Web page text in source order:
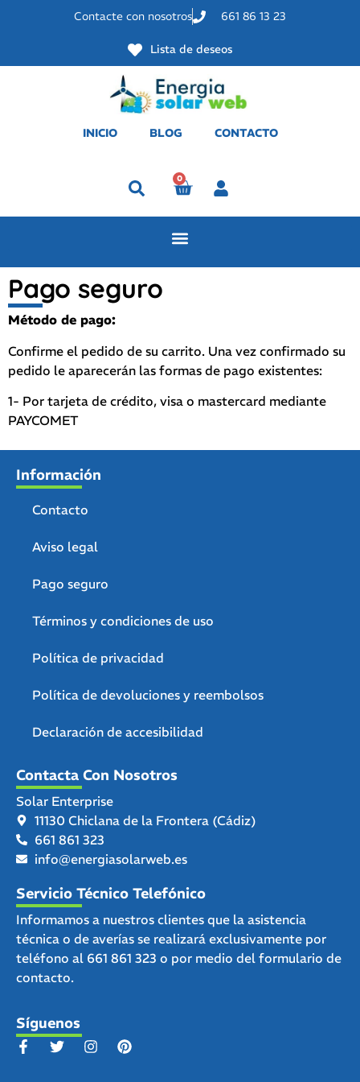
Contacte con nosotros 661 86 13 23
Lista de deseos
INICIO BLOG CONTACTO
0
Pago seguro
Método de pago:
Confirme el pedido de su carrito. Una vez confirmado su
pedido le aparecerán las formas de pago existentes:
1- Por tarjeta de crédito, visa o mastercard mediante
PAYCOMET
Información
Contacto
Aviso legal
Pago seguro
Términos y condiciones de uso
Política de privacidad
Política de devoluciones y reembolsos
Declaración de accesibilidad
Contacta Con Nosotros
Solar Enterprise
11130 Chiclana de la Frontera (Cádiz)
661 861 323
info@energiasolarweb.es
Servicio Técnico Telefónico
Informamos a nuestros clientes que la asistencia
técnica o de averías se realizará exclusivamente por
teléfono al 661 861 323 o por medio del formulario de
contacto.
Síguenos